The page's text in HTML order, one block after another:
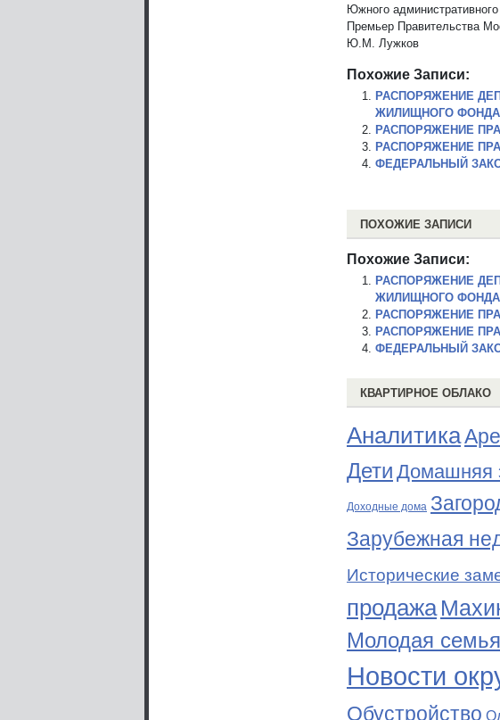
Южного
Премьер Правительства
Ю.М. Лужков
Похожие Записи:
РАСПОРЯЖЕНИЕ
ЖИЛИЩНОГО ФОНДА
РАСПОРЯЖЕНИЕ
РАСПОРЯЖЕНИЕ
ФЕДЕРАЛЬНЫЙ
ПОХОЖИЕ ЗАПИСИ
Похожие Записи:
РАСПОРЯЖЕНИЕ
ЖИЛИЩНОГО ФОНДА
РАСПОРЯЖЕНИЕ
РАСПОРЯЖЕНИЕ
ФЕДЕРАЛЬНЫЙ
КВАРТИРНОЕ ОБЛАКО
Аналитика
Дети Домашняя
Доходные дома
Зарубежная
Исторические
продажа
Молодая семья
Новости
Обустройство